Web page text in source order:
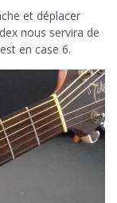
et déplacer
nous servira de
en case 6.